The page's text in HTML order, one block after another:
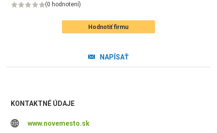
(0 hodnotení)
Hodnotiť firmu
NAPÍSAŤ
KONTAKTNÉ ÚDAJE
www.novemesto.sk